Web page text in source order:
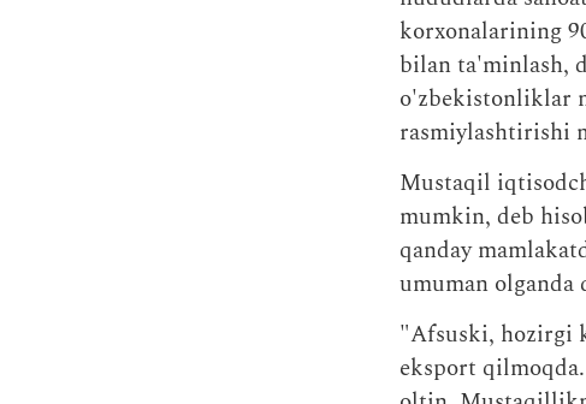
korxonalarining
bilan ta'minlash,
o'zbekistonliklar
rasmiylashtirishi
Mustaqil
mumkin, deb
qanday
umuman
"Afsuski, hozirgi
eksport